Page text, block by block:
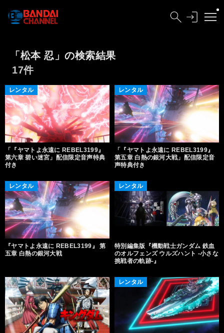
「松本 忍」の検索結果
17件
レンタル
「『ヤマトよ永遠に REBEL3199』
第六章 碧い迷宮」配信限定音声特典
付き
レンタル
「『ヤマトよ永遠に REBEL3199』
第五章 白熱の銀河大戦」配信限定音
声特典付き
レンタル
『ヤマトよ永遠に REBEL3199』 第
五章 白熱の銀河大戦
レンタル
特別編集版『機動戦士ガンダム 鉄血
のオルフェンズ ウルズハント -小さな
挑戦者の軌跡-』
レンタル